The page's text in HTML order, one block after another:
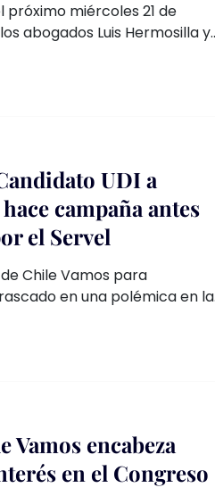
miércoles 21 de
abogados Luis Hermosilla y
UDI a
campaña antes
el Servel
Chile Vamos para
en una polémica en la
las campañas electorales.
Vamos encabeza
en el Congreso